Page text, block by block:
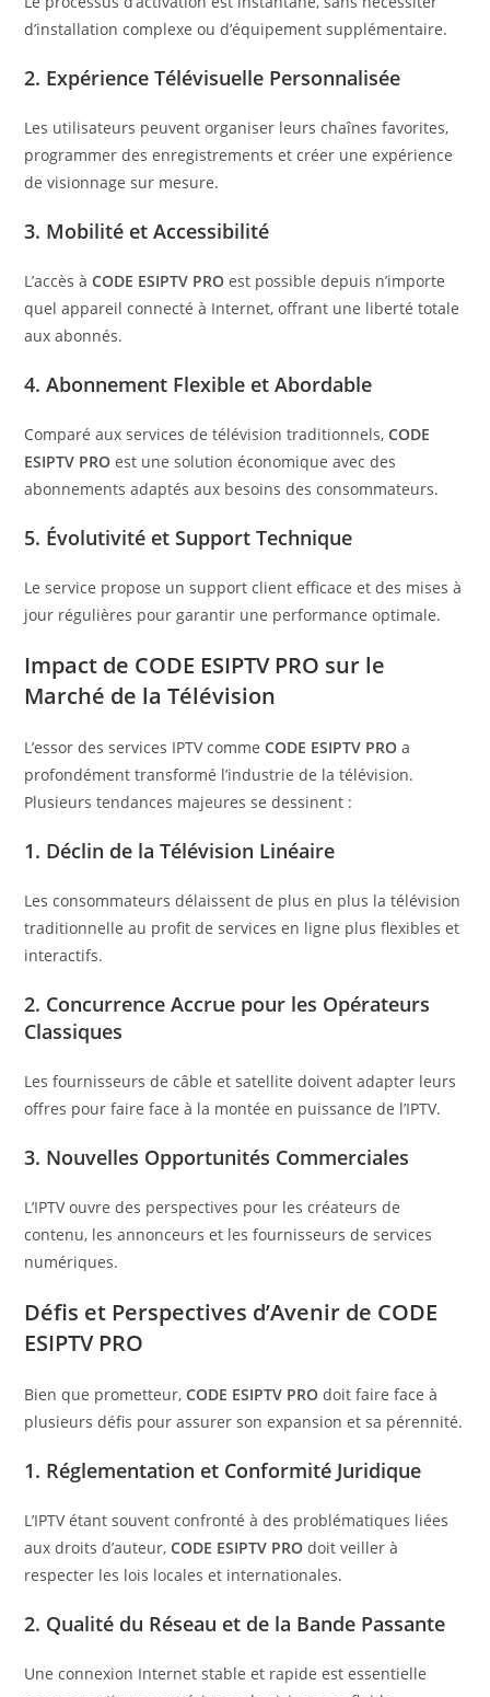
d’installation complexe ou d’équipement supplémentaire.
2. Expérience Télévisuelle Personnalisée
Les utilisateurs peuvent organiser leurs chaînes favorites,
programmer des enregistrements et créer une expérience
de visionnage sur mesure.
3. Mobilité et Accessibilité
L’accès àCODE ESIPTV PRO est possible depuis n’importe
quel appareil connecté à Internet, offrant une liberté totale
aux abonnés.
4.Abonnement Flexible et Abordable
Comparé aux services de télévision traditionnels,CODE
ESIPTV PRO est une solution économique avec des
abonnements adaptés aux besoins des consommateurs.
5. Évolutivité et Support Technique
Le service propose un support client efficace et des mises à
jour régulières pour garantir une performance optimale.
Impact de CODE ESIPTV PRO sur le
Marché de la Télévision
L’essor des services IPTV commeCODE ESIPTV PRO a
profondément transformé l’industrie de la télévision.
Plusieurs tendances majeures se dessinent :
1. Déclin de la Télévision Linéaire
Les consommateurs délaissent de plus en plus la télévision
traditionnelle au profit de services en ligne plus flexibles et
interactifs.
2. Concurrence Accrue pour les Opérateurs
Classiques
Les fournisseurs de câble et satellite doivent adapter leurs
offres pour faire face à la montée en puissance de l’IPTV.
3. Nouvelles Opportunités Commerciales
L’IPTV ouvre des perspectives pour les créateurs de
contenu, les annonceurs et les fournisseurs de services
numériques.
Défis et Perspectives d’Avenir de CODE
ESIPTV PRO
Bien que prometteur,CODE ESIPTV PRO doit faire face à
plusieurs défis pour assurer son expansion et sa pérennité.
1. Réglementation et Conformité Juridique
L’IPTV étant souvent confronté à des problématiques liées
aux droits d’auteur,CODE ESIPTV PRO doit veiller à
respecter les lois locales et internationales.
2. Qualité du Réseau et de la Bande Passante
Une connexion Internet stable et rapide est essentielle